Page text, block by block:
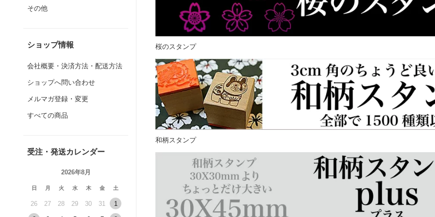
その他
ショップ情報
会社概要・決済方法・配送方法
ショップへ問い合わせ
メルマガ登録・変更
すべての商品
受注・発送カレンダー
2026年8月
日 月 火 水 木 金 土
26 27 28 29 30 31 1
桜のスタンプ
和柄スタンプ